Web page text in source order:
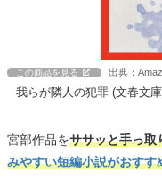
この商品を見る 出典：
我らが隣人の犯罪 (文春文
宮部作品をササッと手っ取
みやすい短編小説がおすす